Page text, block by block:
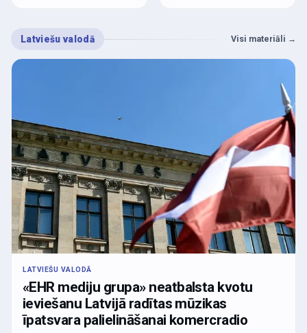
Latviešu valodā Visi materiāli →
LATVIEŠU VALODĀ
«EHR mediju grupa» neatbalsta kvotu
ieviešanu Latvijā radītas mūzikas
īpatsvara palielināšanai komercradio